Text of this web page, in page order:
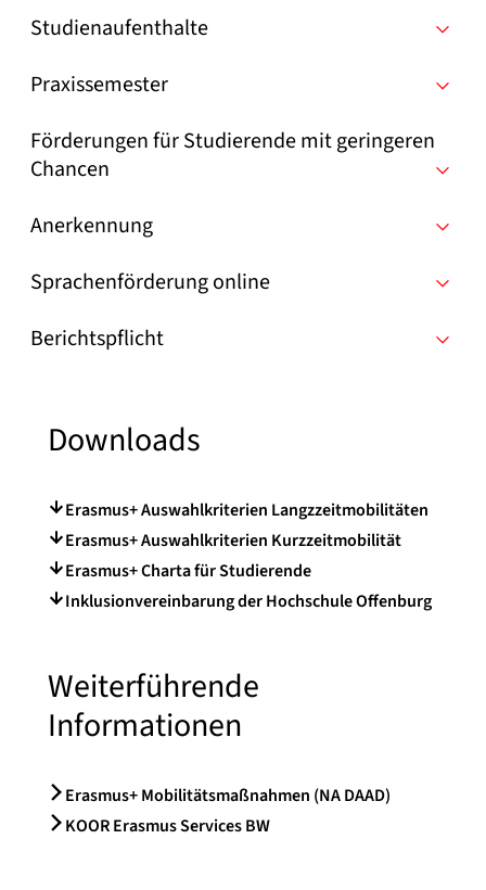
Studienaufenthalte
Praxissemester
Förderungen für Studierende mit geringeren
Chancen
Anerkennung
Sprachenförderung online
Berichtspflicht
Downloads
Erasmus+ Auswahlkriterien Langzzeitmobilitäten
Erasmus+ Auswahlkriterien Kurzzeitmobilität
Erasmus+ Charta für Studierende
Inklusionvereinbarung der Hochschule Offenburg
Weiterführende
Informationen
Erasmus+ Mobilitätsmaßnahmen (NA DAAD)
KOOR Erasmus Services BW